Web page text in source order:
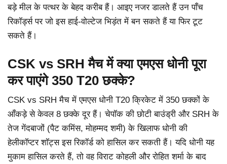
बड़े मील के पत्थर के बेहद करीब हैं। आइए नजर डालते हैं उन पाँच
रिकॉर्ड्स पर जो इस हाई-वोल्टेज भिड़ंत में बन सकते हैं या फिर टूट
सकते हैं।
CSK vs SRH मैच में क्या एमएस धोनी पूरा
कर पाएंगे 350 T20 छक्के?
CSK vs SRH मैच में एमएस धोनी T20 क्रिकेट में 350 छक्कों के
आँकड़े से केवल 8 छक्के दूर हैं। चेपॉक की छोटी बाउंड्री और SRH के
तेज गेंदबाजों (पैट कमिंस, मोहम्मद शमी) के खिलाफ धोनी की
हेलीकॉप्टर शॉट्स इस रिकॉर्ड को हासिल कर सकती हैं। यदि धोनी यह
मुकाम हासिल करते हैं, तो वह विराट कोहली और रोहित शर्मा के बाद